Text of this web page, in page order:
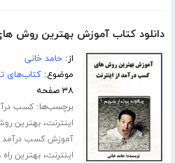
دانلود کتاب آموزش بهترین روش
از:حامد خانی
موضوع:کتاب‌های
۳۸ صفحه
برچسب‌ها:کسب
اینترنت،بهترین
آموزش کسب درآمد
اینترنت،بهترین